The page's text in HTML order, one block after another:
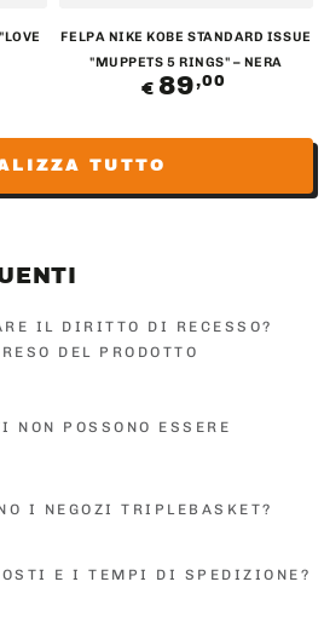
FELPA NIKE KOBE STANDARD ISSUE
"MUPPETS 5 RINGS" – NERA
Prezzo
regolare
€ 89,00
TUTTO
IL DIRITTO DI RECESSO?
DEL PRODOTTO
NON POSSONO ESSERE
I NEGOZI TRIPLEBASKET?
E I TEMPI DI SPEDIZIONE?